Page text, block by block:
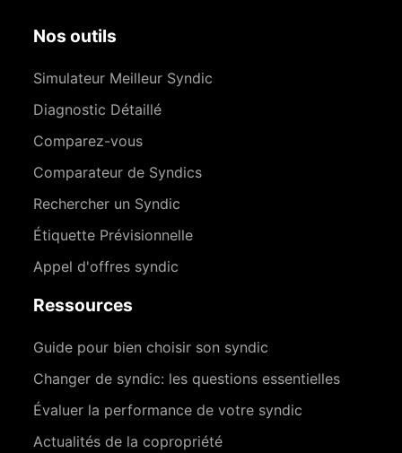
Nos outils
Simulateur Meilleur Syndic
Diagnostic Détaillé
Comparez-vous
Comparateur de Syndics
Rechercher un Syndic
Étiquette Prévisionnelle
Appel d'offres syndic
Ressources
Guide pour bien choisir son syndic
Changer de syndic: les questions essentielles
Évaluer la performance de votre syndic
Actualités de la copropriété